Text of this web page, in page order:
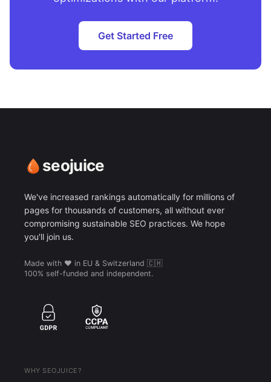
Get Started Free
seojuice
We've increased rankings automatically for millions of
pages for thousands of customers, all without ever
compromising sustainable SEO practices. We hope
you'll join us.
Made with ❤️ in EU & Switzerland 🇨🇭
100% self-funded and independent.
WHY SEOJUICE?